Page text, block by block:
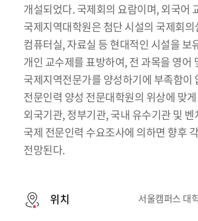
개설되었다. 국제회의 요람이며, 외국어
국제지역대학원은 첨단 시설의 국제회
컴퓨터실, 자료실 등 현대적인 시설을
개인 교수제를 표방하여, 전 과목을 영
국제지역전문가를 양성하기에 부족함
전문인력 양성 전문대학원의 위상에 맞
외국기관, 정부기관, 국내 유수기관 및
국제 전문인력 수요조사에 의하면 향후
전망된다.
위치 서울캠퍼스 대